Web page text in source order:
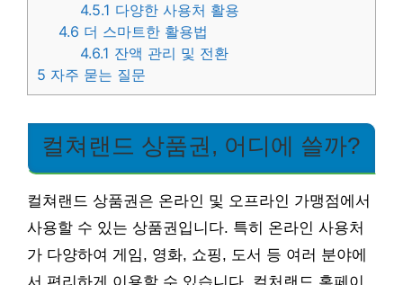
4.5.1 다양한 사용처 활용
4.6 더 스마트한 활용법
4.6.1 잔액 관리 및 전환
5 자주 묻는 질문
컬쳐랜드 상품권, 어디에 쓸까?
컬쳐랜드 상품권은 온라인 및 오프라인 가맹점에서
사용할 수 있는 상품권입니다. 특히 온라인 사용처
가 다양하여 게임, 영화, 쇼핑, 도서 등 여러 분야에